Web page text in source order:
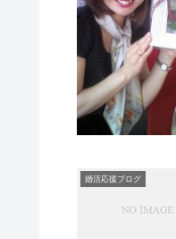
婚活応援ブログ